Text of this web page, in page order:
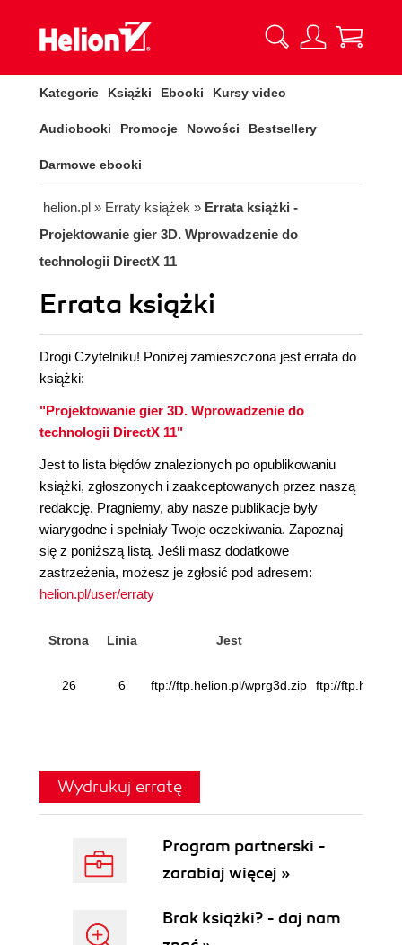
Kategorie Książki Ebooki Kursy video
Audiobooki Promocje Nowości Bestsellery
Darmowe ebooki
helion.pl » Erraty książek » Errata książki -
Projektowanie gier 3D. Wprowadzenie do
technologii DirectX 11
Errata książki
Drogi Czytelniku! Poniżej zamieszczona jest errata do
książki:
"Projektowanie gier 3D. Wprowadzenie do
technologii DirectX 11"
Jest to lista błędów znalezionych po opublikowaniu
książki, zgłoszonych i zaakceptowanych przez naszą
redakcję. Pragniemy, aby nasze publikacje były
wiarygodne i spełniały Twoje oczekiwania. Zapoznaj
się z poniższą listą. Jeśli masz dodatkowe
zastrzeżenia, możesz je zgłosić pod adresem:
helion.pl/user/erraty
Strona Linia Jest
26 6 ftp://ftp.helion.pl/wprg3d.zip ftp://
Wydrukuj erratę
Program partnerski -
zarabiaj więcej »
Brak książki? - daj nam